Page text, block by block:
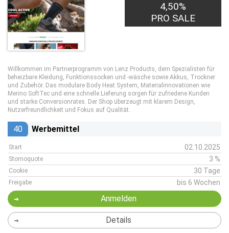
4,50%
PRO SALE
Willkommen im Partnerprogramm von Lenz Products, dem Spezialisten für
beheizbare Kleidung, Funktionssocken und -wäsche sowie Akkus, Trockner
und Zubehör. Das modulare Body Heat System, Materialinnovationen wie
Merino SoftTec und eine schnelle Lieferung sorgen für zufriedene Kunden
und starke Conversionrates. Der Shop überzeugt mit klarem Design,
Nutzerfreundlichkeit und Fokus auf Qualität.
40 Werbemittel
Start 02.10.2025
Stornoquote 3 %
Cookie 30 Tage
Freigabe bis 6 Wochen
Anmelden
Details